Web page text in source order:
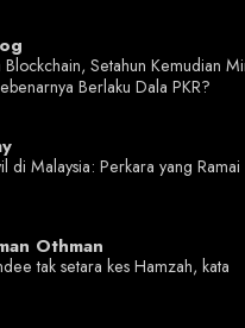
Setahun Kemudian
Berlaku Dala PKR?
di Malaysia: Perkara yang Ramai
Othman
tak setara kes Hamzah, kata